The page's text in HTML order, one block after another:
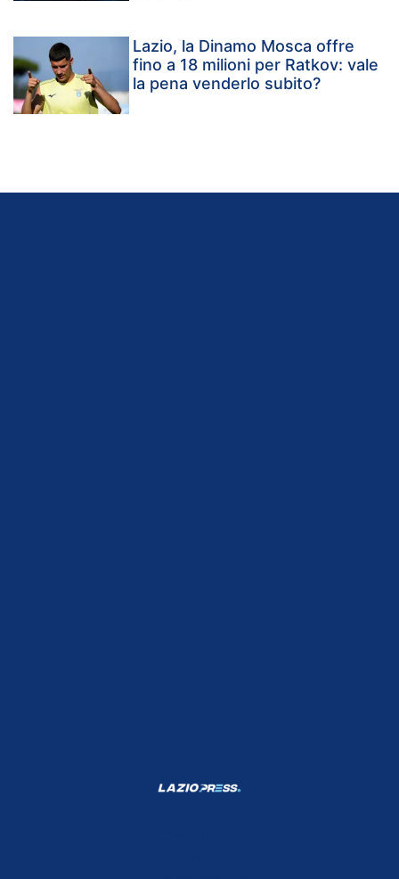
Lazio, la Dinamo Mosca offre
fino a 18 milioni per Ratkov: vale
la pena venderlo subito?